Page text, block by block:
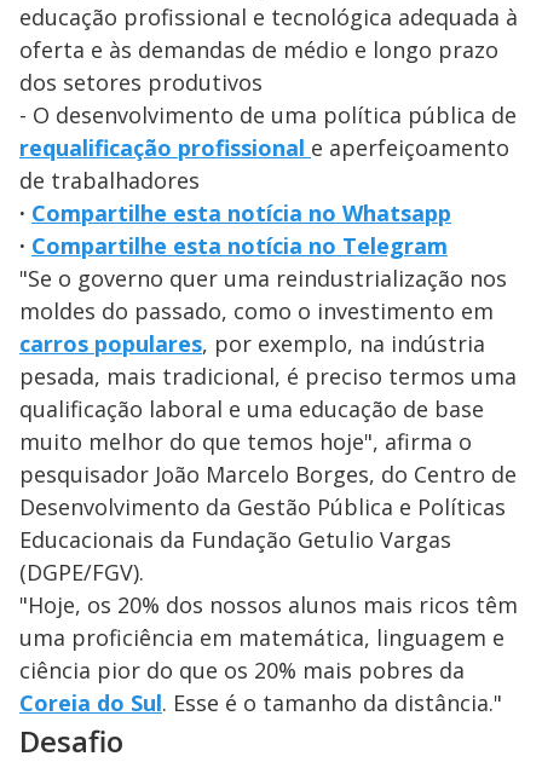
educação profissional e tecnológica adequada à
oferta e às demandas de médio e longo prazo
dos setores produtivos
- O desenvolvimento de uma política pública de
requalificação profissional e aperfeiçoamento
de trabalhadores
· Compartilhe esta notícia no Whatsapp
· Compartilhe esta notícia no Telegram
"Se o governo quer uma reindustrialização nos
moldes do passado, como o investimento em
carros populares, por exemplo, na indústria
pesada, mais tradicional, é preciso termos uma
qualificação laboral e uma educação de base
muito melhor do que temos hoje", afirma o
pesquisador João Marcelo Borges, do Centro de
Desenvolvimento da Gestão Pública e Políticas
Educacionais da Fundação Getulio Vargas
(DGPE/FGV).
"Hoje, os 20% dos nossos alunos mais ricos têm
uma proficiência em matemática, linguagem e
ciência pior do que os 20% mais pobres da
Coreia do Sul. Esse é o tamanho da distância."
Desafio